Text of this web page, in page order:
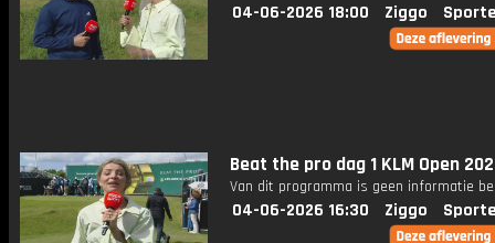
04-06-2026 18:00 Ziggo
Beat the pro dag 1 KLM Open
Van dit programma is geen informatie
04-06-2026 16:30 Ziggo